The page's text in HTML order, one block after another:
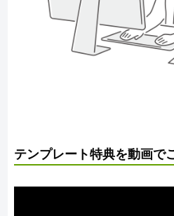
テンプレート特典を動画で